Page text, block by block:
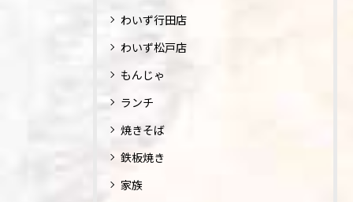
わいず行田店
わいず松戸店
もんじゃ
ランチ
焼きそば
鉄板焼き
家族